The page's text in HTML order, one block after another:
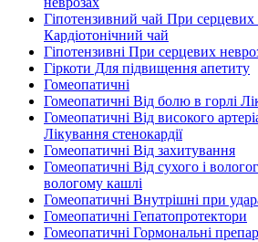
Гіпотензивний чай При серцевих
Кардіотонічний чай
Гіпотензивні При серцевих
Гіркоти Для підвищення апетиту
Гомеопатичні
Гомеопатичні Від болю в горлі
Гомеопатичні Від високого
Лікування стенокардії
Гомеопатичні Від захитування
Гомеопатичні Від сухого і
вологому кашлі
Гомеопатичні Внутрішні при
Гомеопатичні Гепатопротектори
Гомеопатичні Гормональні